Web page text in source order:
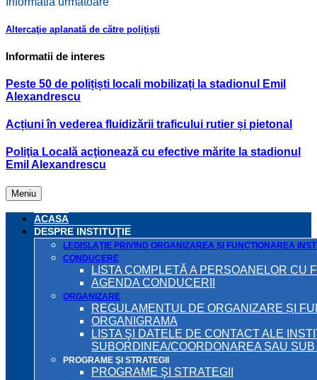
Altercaţie aplanată de către poliţişti
Informatii de interes
Peste 50 de polițiști locali mobilizați la stadionul Emil
Alexandrescu
Acțiuni în vederea fluidizării traficului rutier și pietonal
Poliţia Locală acţionează cu efective mărite la stadionul
Emil Alexandrescu
Meniu
ACASA
DESPRE INSTITUŢIE
LEGISLAŢIE PRIVIND ORGANIZAREA ŞI FUNCŢIONAREA
CONDUCERE
LISTA COMPLETĂ A PERSOANELOR CU
AGENDA CONDUCERII
ORGANIZARE
REGULAMENTUL DE ORGANIZARE ȘI
ORGANIGRAMA
LISTA ŞI DATELE DE CONTACT ALE
SUBORDINEA/COORDONAREA SAU
PROGRAME ŞI STRATEGII
PROGRAME ŞI STRATEGII